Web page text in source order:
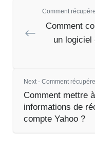
Comment
Comment
un logiciel
Next - Comment
Comment mettre
informations de
compte Yahoo ?